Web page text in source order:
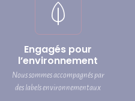
Engagés pour
l’environnement
Nous sommes accompagnés par
des labels environnementaux